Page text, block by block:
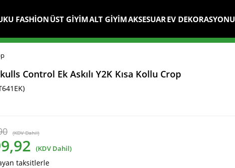
FASHİONÜST GİYİMALT GİYİMAKSESUAR EV DEKORASYONU
Control Ek Askılı Y2K Kısa Kollu Crop
(KDV Dahil)
(KDV Dahil)
taksitlerle